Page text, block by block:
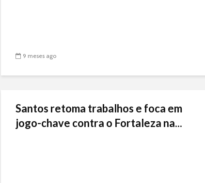
9 meses ago
Santos retoma trabalhos e foca em
jogo-chave contra o Fortaleza na...